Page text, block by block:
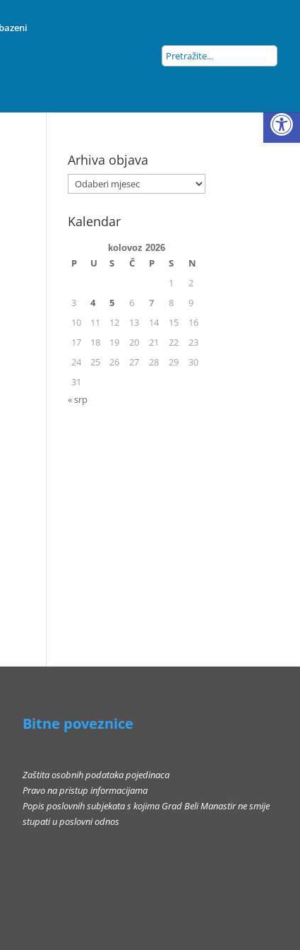
Arhiva objava
Kalendar
kolovoz 2026
P U S Č P S
N
1
2
3
4 5 6 7 8
9
10
11 12 13 14 15
16
17
18 19 20 21 22
23
24
25 26 27 28 29
30
31
« srp
Bitne poveznice
Zaštita osobnih podataka pojedinaca
Pravo na pristup informacijama
Popis poslovnih subjekata s kojima Grad Beli Manastir ne smije
stupati u poslovni odnos